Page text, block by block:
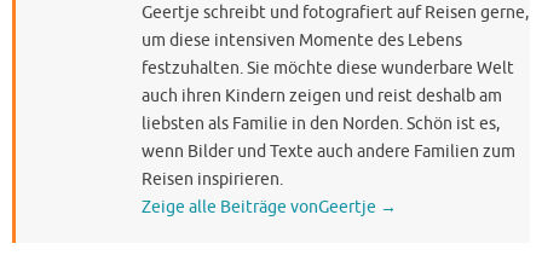
Geertje schreibt und fotografiert auf Reisen gerne,
um diese intensiven Momente des Lebens
festzuhalten. Sie möchte diese wunderbare Welt
auch ihren Kindern zeigen und reist deshalb am
liebsten als Familie in den Norden. Schön ist es,
wenn Bilder und Texte auch andere Familien zum
Reisen inspirieren.
Zeige alle Beiträge vonGeertje →